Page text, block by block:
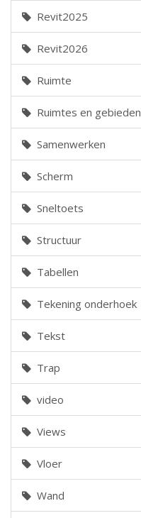
Revit2025
Revit2026
Ruimte
Ruimtes en gebieden
Samenwerken
Scherm
Sneltoets
Structuur
Tabellen
Tekening onderhoek
Tekst
Trap
video
Views
Vloer
Wand